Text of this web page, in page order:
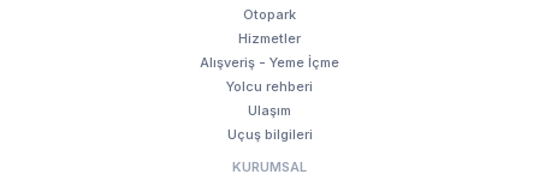
Otopark
Hizmetler
Alışveriş - Yeme İçme
Yolcu rehberi
Ulaşım
Uçuş bilgileri
KURUMSAL